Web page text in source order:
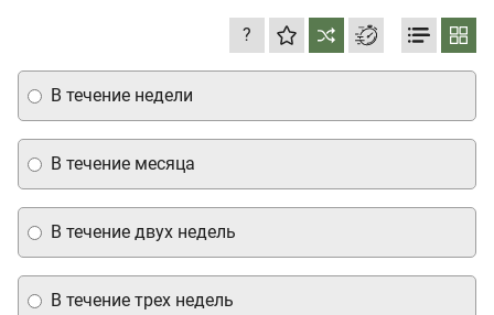
?
В течение недели
В течение месяца
В течение трех недель
В течение двух недель